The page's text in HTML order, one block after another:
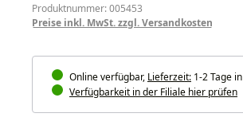
Produktnummer: 005453
Preise inkl. MwSt. zzgl. Versandkosten
Online verfügbar, Lieferzeit: 1-2 Tage
Verfügbarkeit in der Filiale hier prüfen